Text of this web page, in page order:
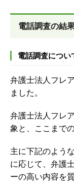
電話調査の結
電話調査につい
弁護士法人フレ
ました。
弁護士法人フレ
象と、ここまで
主に下記のよう
に応じて、弁護
ーの高い内容を